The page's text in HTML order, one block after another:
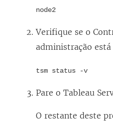
node2
Verifique se o
administração
tsm status -v
Pare o Tableau
O restante deste